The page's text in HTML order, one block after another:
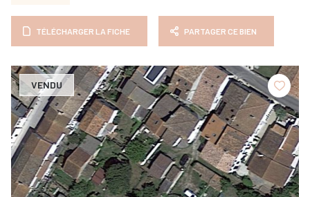
TÉLÉCHARGER LA FICHE PARTAGER CE BIEN
VENDU